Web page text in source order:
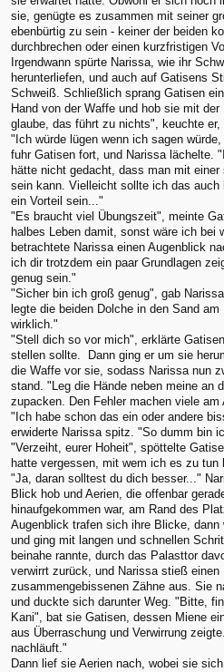
sie, genügte es zusammen mit seiner
ebenbürtig zu sein - keiner der beiden
durchbrechen oder einen kurzfristigen
Irgendwann spürte Narissa, wie ihr
herunterliefen, und auch auf Gatisens
Schweiß. Schließlich sprang Gatisen
Hand von der Waffe und hob sie mit
glaube, das führt zu nichts", keuchte
"Ich würde lügen wenn ich sagen
fuhr Gatisen fort, und Narissa lächelte.
hätte nicht gedacht, dass man mit
sein kann. Vielleicht sollte ich das auch
ein Vorteil sein..."
"Es braucht viel Übungszeit", meinte
halbes Leben damit, sonst wäre ich
betrachtete Narissa einen Augenblick
ich dir trotzdem ein paar Grundlagen
genug sein."
"Sicher bin ich groß genug", gab
legte die beiden Dolche in den Sand
wirklich."
"Stell dich so vor mich", erklärte
stellen sollte. Dann ging er um sie
die Waffe vor sie, sodass Narissa nun
stand. "Leg die Hände neben meine an
zupacken. Den Fehler machen viele am
"Ich habe schon das ein oder andere
erwiderte Narissa spitz. "So dumm bin
"Verzeiht, eurer Hoheit", spöttelte
hatte vergessen, mit wem ich es zu tun
"Ja, daran solltest du dich besser..."
Blick hob und Aerien, die offenbar
hinaufgekommen war, am Rand des
Augenblick trafen sich ihre Blicke,
und ging mit langen und schnellen
beinahe rannte, durch das Palasttor
verwirrt zurück, und Narissa stieß
zusammengebissenen Zähne aus. Sie
und duckte sich darunter Weg. "Bitte,
Kani", bat sie Gatisen, dessen Miene
aus Überraschung und Verwirrung
nachläuft."
Dann lief sie Aerien nach, wobei sie